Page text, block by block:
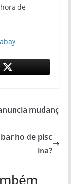
de
mudanç
de pisc
ina?